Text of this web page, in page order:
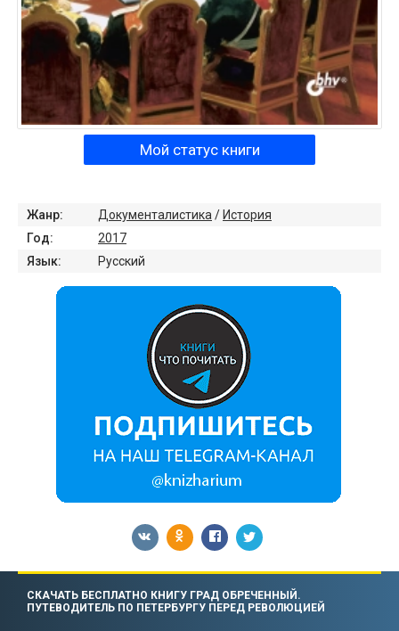
Мой статус книги
Жанр: Документалистика / История
Год:
2017
Язык:
Русский
СКАЧАТЬ БЕСПЛАТНО КНИГУ ГРАД ОБРЕЧЕННЫЙ.
ПУТЕВОДИТЕЛЬ ПО ПЕТЕРБУРГУ ПЕРЕД РЕВОЛЮЦИЕЙ